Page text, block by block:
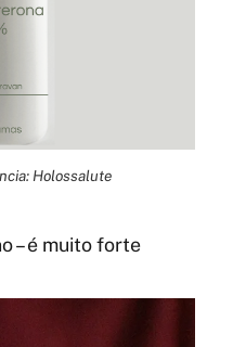
Holossalute
– é muito forte